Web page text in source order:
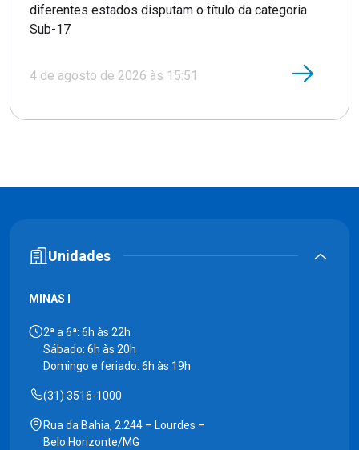
diferentes estados disputam o título da categoria
Sub-17
4 de agosto de 2026 às 15:51
Unidades
MINAS I
2ª a 6ª: 6h às 22h
Sábado: 6h às 20h
Domingo e feriado: 6h às 19h
(31) 3516-1000
Rua da Bahia, 2.244 – Lourdes –
Belo Horizonte/MG